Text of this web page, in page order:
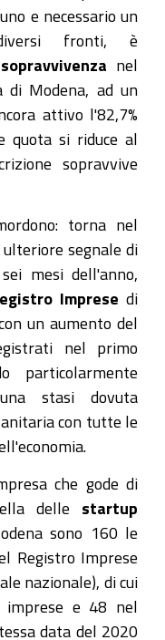
e necessario un
fronti, è
nel
di Modena, ad un
attivo l'82,7%
quota si riduce al
sopravvive
torna nel
segnale di
mesi dell'anno,
Imprese di
un aumento del
nel primo
particolarmente
stasi dovuta
con tutte le
che gode di
delle startup
sono 160 le
Registro Imprese
nazionale), di cui
imprese e 48 nel
data del 2020